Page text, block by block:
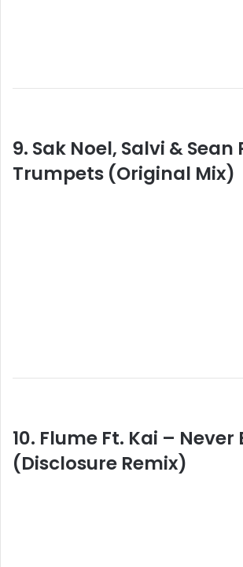
9. Sak Noel, Salvi & Sean
Trumpets (Original Mix)
10. Flume Ft. Kai – Never
(Disclosure Remix)